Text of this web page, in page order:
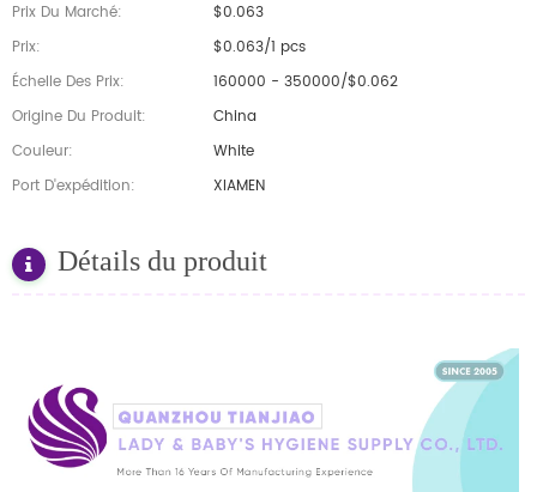
Prix Du Marché:
$0.063
Prix:
$0.063/1 pcs
Échelle Des Prix:
160000 - 350000/$0.062
Origine Du Produit:
China
Couleur:
White
Port D'expédition:
XIAMEN
Détails du produit